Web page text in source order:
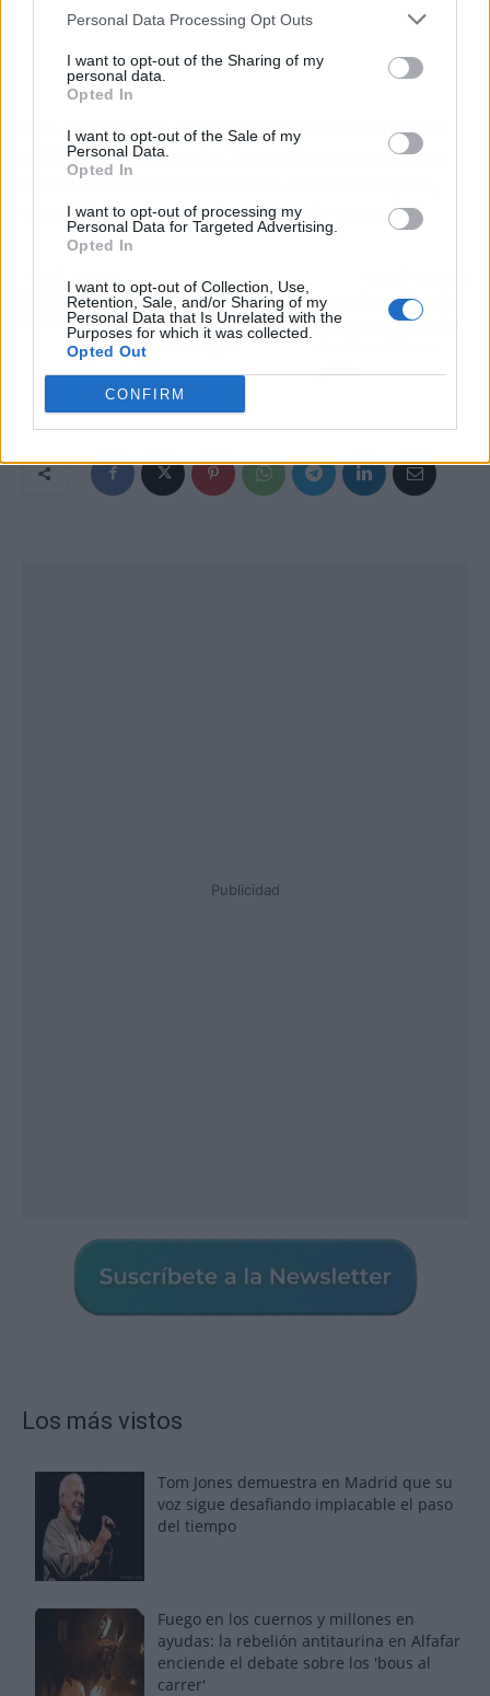
Personal Data Processing Opt Outs
I want to opt-out of the Sharing of my
personal data.
Opted In
I want to opt-out of the Sale of my
Personal Data.
Opted In
I want to opt-out of processing my
Personal Data for Targeted Advertising.
Opted In
I want to opt-out of Collection, Use,
Retention, Sale, and/or Sharing of my
Personal Data that Is Unrelated with the
Purposes for which it was collected.
Opted Out
CONFIRM
Con un enfoque claro en brindar alimentos de
calidad a buen precio, la empresa es referente
en la venta de comida latina en el extranjero,
específicamente en el continente europeo.
La revolución digital en
la construcción; un
futuro prometedor según
Joaquín Molpeceres,
presidente de Licuas
Fernando Miralles sobre
la importancia de perder
público
Publicidad
Los más vistos
Tom Jones demuestra en Madrid que su
voz sigue desafiando implacable el paso
del tiempo
Fuego en los cuernos y millones en
ayudas: la rebelión antitaurina en Alfafar
enciende el debate sobre los 'bous al
carrer'